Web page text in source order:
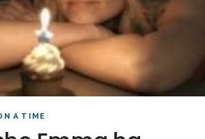
A TIME